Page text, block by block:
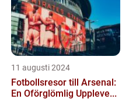
11 augusti 2024
Fotbollsresor till Arsenal:
En Oförglömlig Uppleve...